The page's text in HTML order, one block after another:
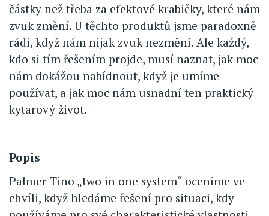
částky než třeba za efektové krabičky, které nám
zvuk změní. U těchto produktů jsme paradoxně
rádi, když nám nijak zvuk nezmění. Ale každý,
kdo si tím řešením projde, musí naznat, jak moc
nám dokážou nabídnout, když je umíme
používat, a jak moc nám usnadní ten praktický
kytarový život.
Popis
Palmer Tino „two in one system“ oceníme ve
chvíli, když hledáme řešení pro situaci, kdy